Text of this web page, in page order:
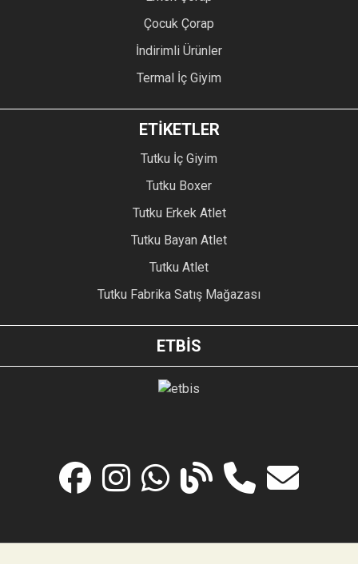
Çocuk Çorap
İndirimli Ürünler
Termal İç Giyim
ETİKETLER
Tutku İç Giyim
Tutku Boxer
Tutku Erkek Atlet
Tutku Bayan Atlet
Tutku Atlet
Tutku Fabrika Satış Mağazası
ETBİS